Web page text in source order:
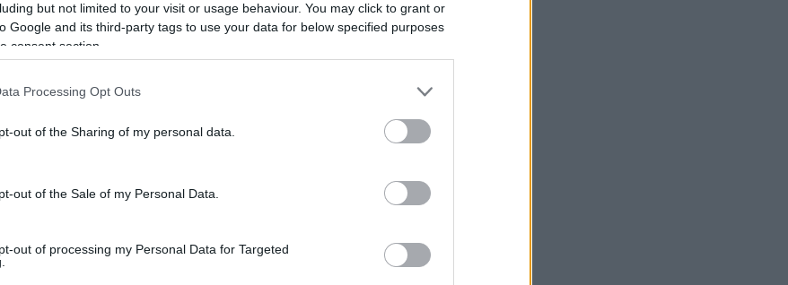
but not limited to your visit or usage behaviour. You may click to grant or
Google and its third-party tags to use your data for below specified purposes
consent section.
Processing Opt Outs
out of the Sharing of my personal data.
out of the Sale of my Personal Data.
out of processing my Personal Data for Targeted
18:49 ΑΔΜΗΕ: Διατηρεί την τεχνική ηγεσία
κατά την κατασκευή του Great Sea
προτείνει άσκηση διώξεων σε βάρος
Υπ. Παιδείας: Ανακοινώθηκαν 95
ΕΛΑΣ: «Βιομηχανία κοροϊδίας από τον
κ. Μητσοτάκη»
εξάμηνο με άλμα κερδών και ρεκόρ
εκταμιεύσεων